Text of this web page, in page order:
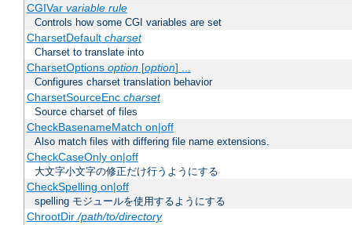
CGIVar variable rule
Controls how some CGI variables are set
CharsetDefault charset
Charset to translate into
CharsetOptions option[option] ...
Configures charset translation behavior
CharsetSourceEnc charset
Source charset of files
CheckBasenameMatch on|off
Also match files with differing file name extensions.
CheckCaseOnly on|off
大文字小文字の修正だけ行うようにする
CheckSpelling on|off
spelling モジュールを使用するようにする
ChrootDir/path/to/directory